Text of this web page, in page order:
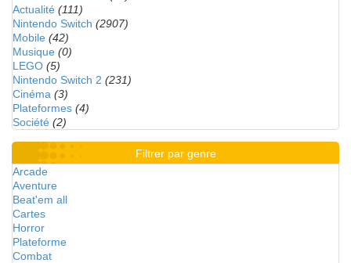
Actualité (111)
Nintendo Switch (2907)
Mobile (42)
Musique (0)
LEGO (5)
Nintendo Switch 2 (231)
Cinéma (3)
Plateformes (4)
Société (2)
Filtrer par genre
Arcade
Aventure
Beat'em all
Cartes
Horror
Plateforme
Combat